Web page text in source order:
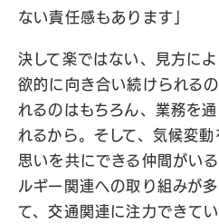
ない責任感もあります」
決して楽ではない、見方に
欲的に向き合い続けられる
れるのはもちろん、業務を
れるから。そして、気候変
思いを共にできる仲間がい
ルギー関連への取り組みが
て、交通関連に注力できて